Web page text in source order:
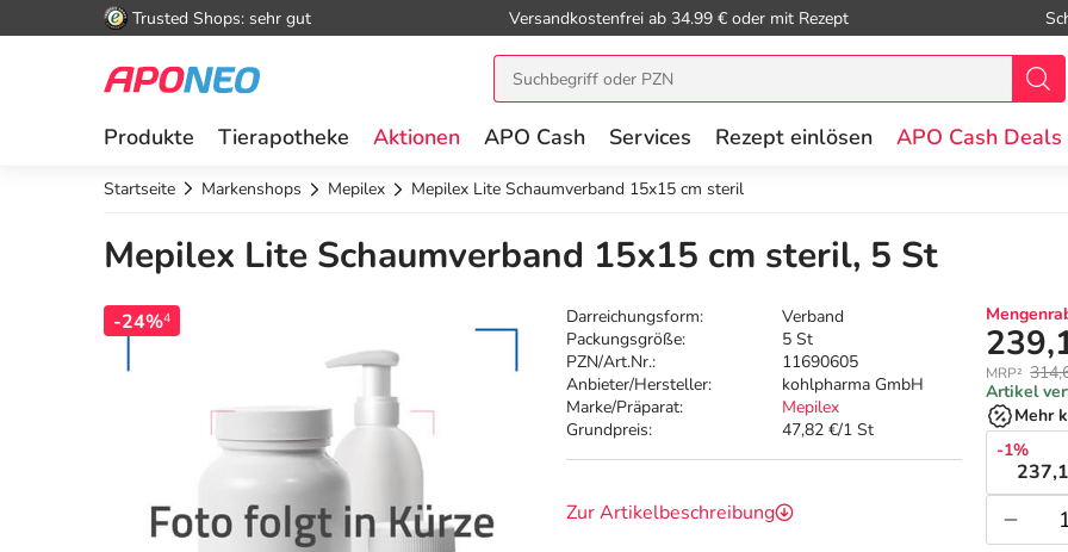
Trusted Shops: sehr gut Versandkostenfrei ab 34.99 € oder mit Rezept
Produkte Tierapotheke Aktionen APO Cash Services Rezept einlösen APO Cash Deals
Startseite Markenshops Mepilex Mepilex Lite Schaumverband 15x15 cm steril
Mepilex Lite Schaumverband 15x15 cm steril, 5 St
-24%4 Darreichungsform:
Verband
Packungsgröße:
5 St
PZN/Art.Nr.:
11690605
Anbieter/Hersteller:
kohlpharma GmbH
Marke/Präparat:
Mepilex
Grundpreis:
47,82 €/1 St
Zur Artikelbeschreibung
MRP²
Artikel
Mehr
-1%